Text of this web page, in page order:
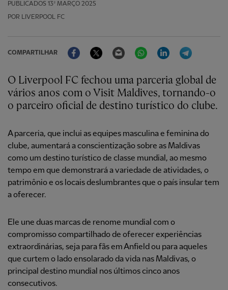
PUBLICADOS 13º MARÇO 2025
POR LIVERPOOL FC
COMPARTILHAR
FacebookTwitter Email WhatsAppLinkedIn
O Liverpool FC fechou uma parceria global de
vários anos com o Visit Maldives, tornando-o
o parceiro oficial de destino turístico do clube.
A parceria, que inclui as equipes masculina e feminina do
clube, aumentará a conscientização sobre as Maldivas
como um destino turístico de classe mundial, ao mesmo
tempo em que demonstrará a variedade de atividades, o
patrimônio e os locais deslumbrantes que o país insular tem
a oferecer.
Ele une duas marcas de renome mundial com o
compromisso compartilhado de oferecer experiências
extraordinárias, seja para fãs em Anfield ou para aqueles
que curtem o lado ensolarado da vida nas Maldivas, o
principal destino mundial nos últimos cinco anos
consecutivos.